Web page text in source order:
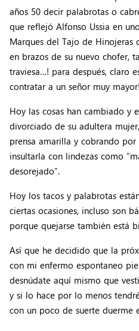
años 50 decir palabrotas o
que reflejó Alfonso Ussia en
Marques del Tajo de Hinojeras
en brazos de su nuevo chofer,
traviesa…! para después, claro
contratar a un señor muy mayor!
Hoy las cosas han cambiado y
divorciado de su adultera
prensa amarilla y cobrando por
insultarla con lindezas como
desorejado”.
Hoy los tacos y palabrotas
ciertas ocasiones, incluso son
porque quejarse también está
Así que he decidido que la
con mi enfermo espontaneo
desnúdate aquí mismo que
y si lo hace por lo menos
con un poco de suerte duerme